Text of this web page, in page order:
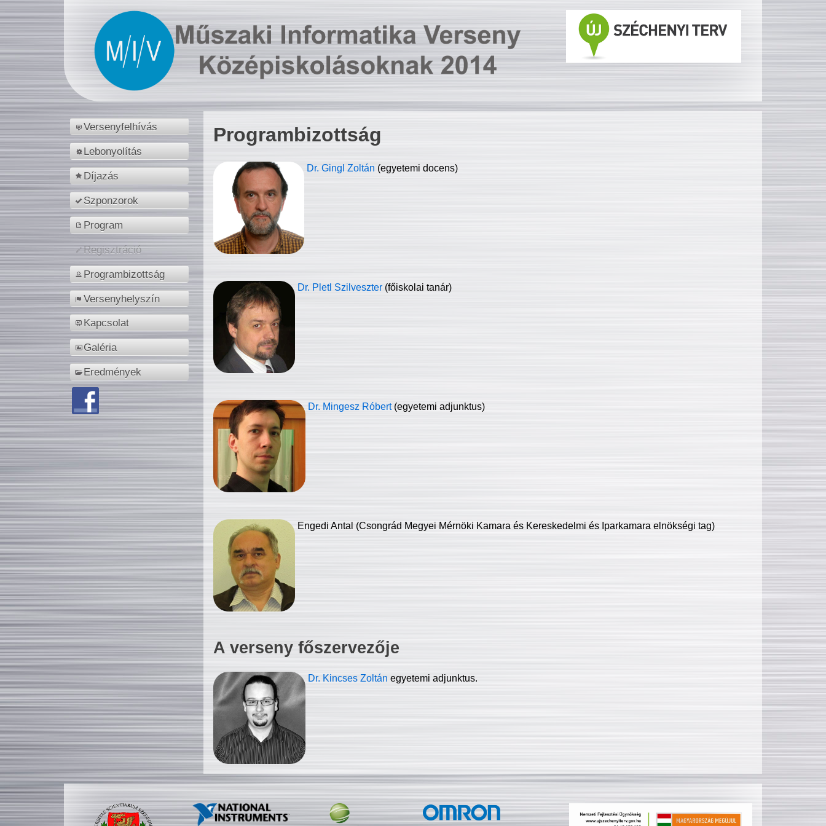
Versenyfelhívás
Lebonyolítás
Díjazás
Szponzorok
Program
Regisztráció
Programbizottság
Versenyhelyszín
Kapcsolat
Galéria
Eredmények
Programbizottság
Dr. Gingl Zoltán (egyetemi docens)
Dr. Pletl Szilveszter (főiskolai tanár)
Dr. Mingesz Róbert (egyetemi adjunktus)
Engedi Antal (Csongrád Megyei Mérnöki Kamara és Kereskedelmi és Iparkamara elnökségi tag)
A verseny főszervezője
Dr. Kincses Zoltán egyetemi adjunktus.